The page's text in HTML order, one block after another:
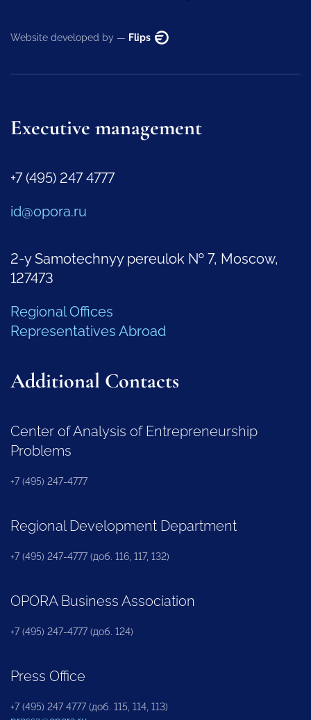
Website developed by — Flips
Executive management
+7 (495) 247 4777
id@opora.ru
2-y Samotechnyy pereulok № 7, Moscow,
127473
Regional Offices
Representatives Abroad
Additional Contacts
Center of Analysis of Entrepreneurship
Problems
+7 (495) 247-4777
Regional Development Department
+7 (495) 247-4777 (доб. 116, 117, 132)
OPORA Business Association
+7 (495) 247-4777 (доб. 124)
Press Office
+7 (495) 247 4777 (доб. 115, 114, 113)